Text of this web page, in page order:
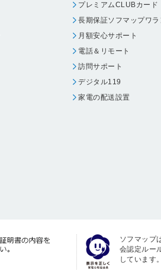
プレミアムCLUBカード
長期保証ソフマップワラ
月額安心サポート
電話＆リモート
訪問サポート
デジタル119
家電の配送設置
ソフマップ
会認定ルー
しています。